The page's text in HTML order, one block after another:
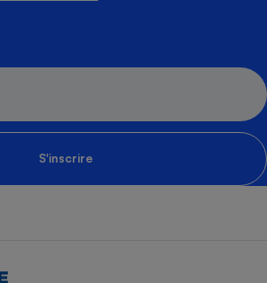
S'inscrire